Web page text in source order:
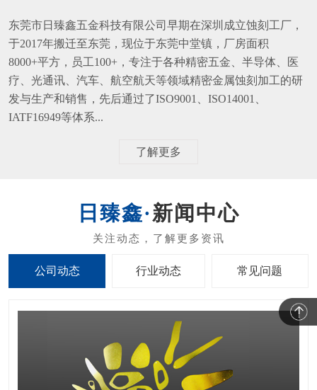
东莞市日臻鑫五金科技有限公司早期在深圳成立蚀刻工厂，
于2017年搬迁至东莞，现位于东莞中堂镇，厂房面积
8000+平方，员工100+，专注于各种精密五金、半导体、医
疗、光通讯、汽车、航空航天等领域精密金属蚀刻加工的研
发与生产和销售，先后通过了ISO9001、ISO14001、
IATF16949等体系...
了解更多
新闻中心
公司动态 行业动态 常见问题